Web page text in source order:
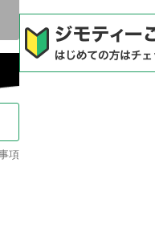
項